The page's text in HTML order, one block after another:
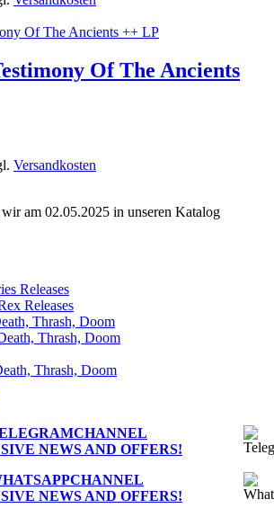
Of The Ancients
Versandkosten
am 02.05.2025 in unseren Katalog
Releases
Releases
Thrash, Doom
Thrash, Doom
Thrash, Doom
NEWS AND OFFERS!
NEWS AND OFFERS!